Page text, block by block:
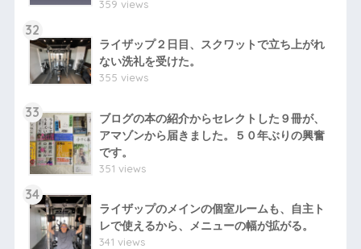
359 views
32
ライザップ２日目、スクワットで立ち上がれ
ない洗礼を受けた。
355 views
33
ブログの本の紹介からセレクトした９冊が、
アマゾンから届きました。５０年ぶりの興奮
です。
351 views
34
ライザップのメインの個室ルームも、自主ト
レで使えるから、メニューの幅が拡がる。
341 views